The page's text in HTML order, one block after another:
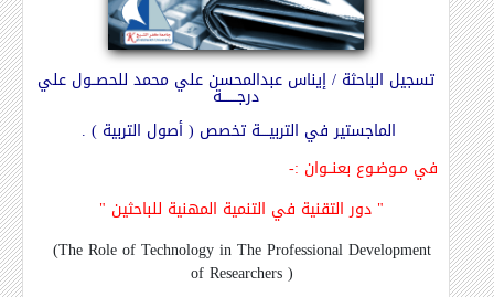
تسجيل الباحثة / إيناس عبدالمحسن علي محمد للحصــول علي
درجـــــــة
الماجستير في التربيــــة تخصص ( أصول التربية ) .
في مـوضـوع بعنــوان :-
" دور التقنية في التنمية المهنية للباحثين "
(The Role of Technology in The Professional Development
of Researchers )